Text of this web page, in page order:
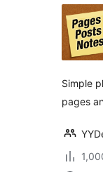
Simple
pages